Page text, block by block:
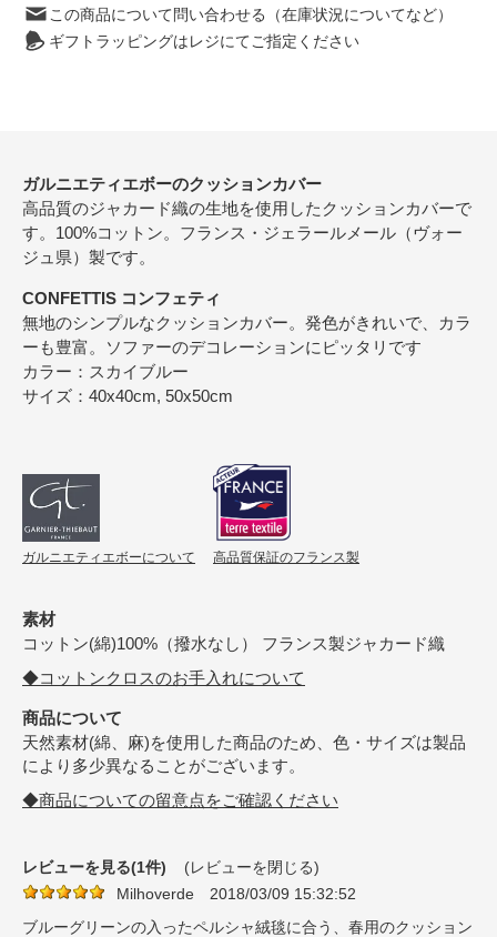
この商品について問い合わせる（在庫状況についてなど）
ギフトラッピングはレジにてご指定ください
ガルニエティエボーのクッションカバー
高品質のジャカード織の生地を使用したクッションカバーで
す。100%コットン。フランス・ジェラールメール（ヴォー
ジュ県）製です。
CONFETTIS コンフェティ
無地のシンプルなクッションカバー。発色がきれいで、カラ
ーも豊富。ソファーのデコレーションにピッタリです
カラー：スカイブルー
サイズ：40x40cm, 50x50cm
ガルニエティエボーについて 高品質保証のフランス製
素材
コットン(綿)100%（撥水なし） フランス製ジャカード織
◆コットンクロスのお手入れについて
商品について
天然素材(綿、麻)を使用した商品のため、色・サイズは製品
により多少異なることがございます。
◆商品についての留意点をご確認ください
レビューを見る(1件) (レビューを閉じる)
Milhoverde
2018/03/09 15:32:52
ブルーグリーンの入ったペルシャ絨毯に合う、春用のクッション